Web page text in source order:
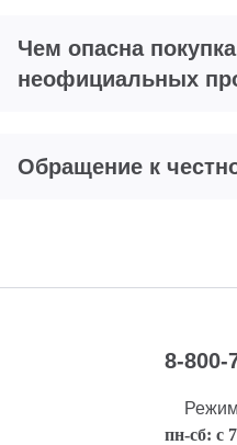
Чем опасна
неофициальных
Обращение к
8-800-
пн-сб: с